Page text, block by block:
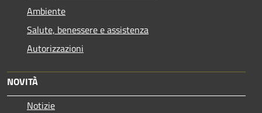
Ambiente
Salute, benessere e assistenza
Autorizzazioni
NOVITÀ
Notizie